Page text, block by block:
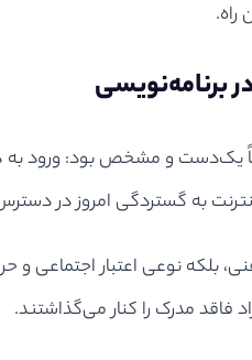
برنامه‌نویسی
یک‌دست و مشخص بود: ورود
به گستردگی امروز در
بلکه نوعی اعتبار اجتماعی و
فاقد مدرک را کنار می‌گذاشتند.